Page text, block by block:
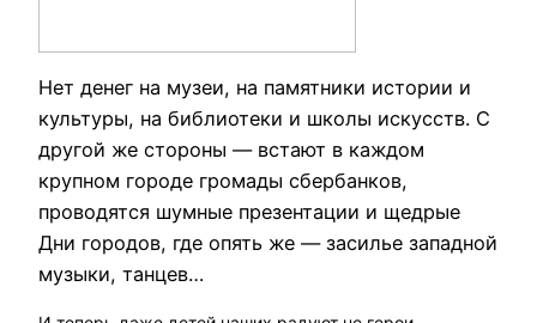
Нет денег на музеи, на памятники истории и
культуры, на библиотеки и школы искусств. С
другой же стороны — встают в каждом
крупном городе громады сбербанков,
проводятся шумные презентации и щедрые
Дни городов, где опять же — засилье западной
музыки, танцев…